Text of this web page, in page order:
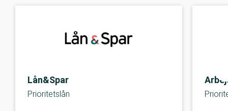
Lån&Spar
Prioritetslån